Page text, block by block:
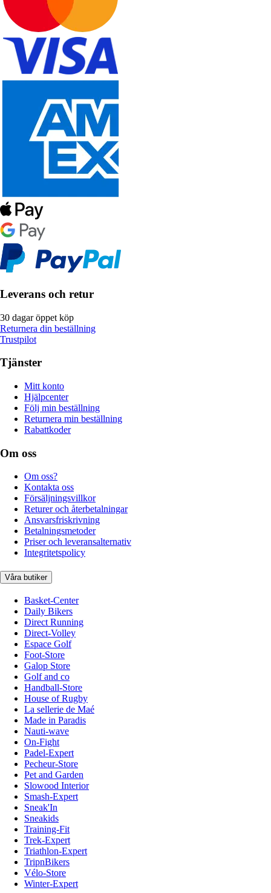
Leverans och retur
30 dagar öppet köp
Returnera din beställning
Trustpilot
Tjänster
Mitt konto
Hjälpcenter
Följ min beställning
Returnera min beställning
Rabattkoder
Om oss
Om oss?
Kontakta oss
Försäljningsvillkor
Returer och återbetalningar
Ansvarsfriskrivning
Betalningsmetoder
Priser och leveransalternativ
Integritetspolicy
Våra butiker
Basket-Center
Daily Bikers
Direct Running
Direct-Volley
Espace Golf
Foot-Store
Galop Store
Golf and co
Handball-Store
House of Rugby
La sellerie de Maé
Made in Paradis
Nauti-wave
On-Fight
Padel-Expert
Pecheur-Store
Pet and Garden
Slowood Interior
Smash-Expert
Sneak'In
Sneakids
Training-Fit
Trek-Expert
Triathlon-Expert
TripnBikers
Vélo-Store
Winter-Expert